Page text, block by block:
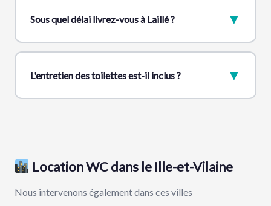
Sous quel délai livrez-vous à Laillé ? ▼
L'entretien des toilettes est-il inclus ? ▼
Location WC dans le Ille-et-Vilaine
Nous intervenons également dans ces villes